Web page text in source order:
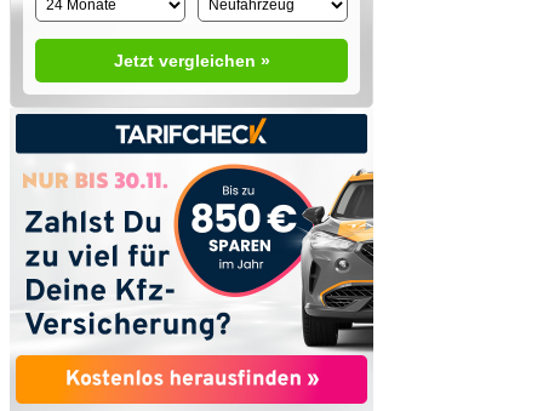
Jetzt vergleichen »